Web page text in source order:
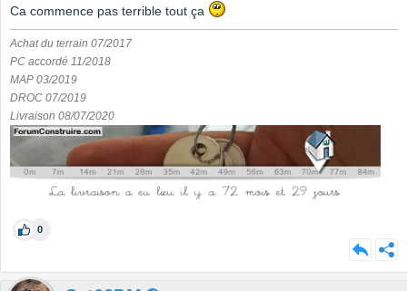
Ca commence pas terrible tout ça
Achat du terrain 07/2017
PC accordé 11/2018
MAP 03/2019
DROC 07/2019
Livraison 08/07/2020
0